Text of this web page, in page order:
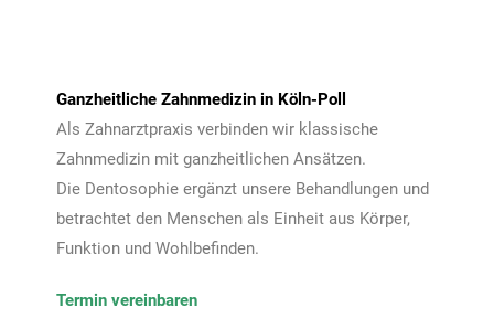
Ganzheitliche Zahnmedizin in Köln-Poll
Als Zahnarztpraxis verbinden wir klassische
Zahnmedizin mit ganzheitlichen Ansätzen.
Die Dentosophie ergänzt unsere Behandlungen und
betrachtet den Menschen als Einheit aus Körper,
Funktion und Wohlbefinden.
Termin vereinbaren